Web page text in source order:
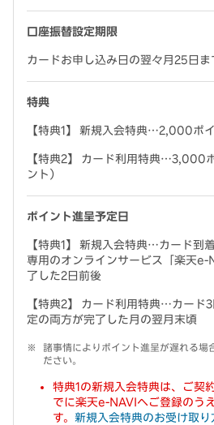
口座振替設定期限
カードお申し込み日の翌々月25日ま
特典
【特典1】 新規入会特典…2,000ポ
【特典2】 カード利用特典…3,000
ント）
ポイント進呈予定日
【特典1】 新規入会特典…カード到
専用のオンラインサービス「楽天e-
了した2日前後
【特典2】 カード利用特典…カード
定の両方が完了した月の翌月末頃
諸事情によりポイント進呈が遅れる場
ださい。
特典1の新規入会特典は、ご契
でに楽天e-NAVIへご登録のう
す。 新規入会特典のお受け取り